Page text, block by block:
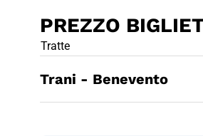
PREZZO
Tratte
Trani - Benevento